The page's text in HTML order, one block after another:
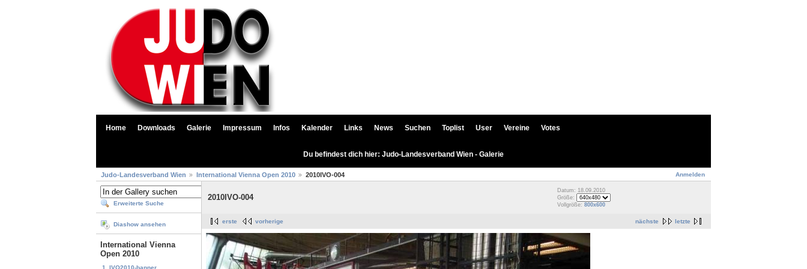
Home Downloads Galerie Impressum Infos Kalender Links News Suchen Toplist User Vereine Votes
Du befindest dich hier: Judo-Landesverband Wien - Galerie
Anmelden
Judo-Landesverband Wien International Vienna Open 2010 2010IVO-004
Erweiterte Suche
Diashow ansehen
International Vienna
Open 2010
1. IVO2010-banner
2010IVO-004
Datum: 18.09.2010
Größe:
Vollgröße: 800x600
nächste letzte
erste vorherige